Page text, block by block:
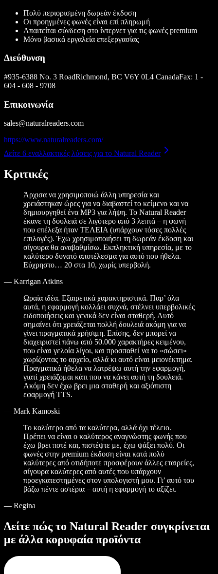
Πολύ περιορισμένη δωρεάν έκδοση
Οι προηγμένες φωνές είναι επί πληρωμή
Απαιτείται σύνδεση στο ίντερνετ για τις φωνές premium
Μόνο βασικά εργαλεία επεξεργασίας
Διεύθυνση
#935-6388 No. 3 RoadRichmond, BC V6Y 0L4 CanadaFax: 1 -
604 - 608 - 9708
Επικοινωνία
sales@naturalreaders.com
https://www.naturalreaders.com/
Δείτε 6 εναλλακτικές λύσεις για το Natural Reader
Κριτικές
Άρχισα να χρησιμοποιώ άλλη υπηρεσία και
χρειάστηκαν ώρες για να διαβαστεί το κείμενο και να
δημιουργηθεί ένα MP3 για λήψη. Το Natural Reader
έκανε τη δουλειά σε λιγότερο από 3 λεπτά – η φωνή
που επέλεξα ήταν ΤΕΛΕΙΑ (υπάρχουν τόσες πολλές
επιλογές). Έχω χρησιμοποιήσει τη δωρεάν έκδοση και
σίγουρα θα αναβαθμίσω. Εκπληκτική υπηρεσία, με το
καλύτερο δυνατό αποτέλεσμα για αυτό που ήθελα.
Εύχρηστο… 20 στα 10, χωρίς υπερβολή.
— Karrigan Atkins
Ωραία ιδέα. Εξαιρετικά χαρακτηριστικά. Παρ’ όλα
αυτά, η εφαρμογή κολλάει συχνά, στέλνει υπερβολικές
ειδοποιήσεις και γενικά δεν είναι σταθερή. Αυτό
σημαίνει ότι χρειάζεται πολλή δουλειά ακόμη για να
γίνει πραγματικά χρήσιμη. Επίσης, δεν μπορεί να
διαχειριστεί πάνω από 50.000 χαρακτήρες κειμένου,
που είναι γελοία λίγοι, και προσπαθεί να το «σώσει»
χωρίζοντας το αρχείο, αλλά κι αυτό είναι μειονέκτημα.
Πραγματικά ήθελα να λατρέψω αυτή την εφαρμογή,
γιατί χρειάζομαι κάτι που να κάνει αυτή τη δουλειά.
Ακόμη δεν έχω βρει μια σταθερή και αξιόπιστη
εφαρμογή TTS.
— Mark Kamoski
Το καλύτερο από τα καλύτερα, αλλά όχι τέλειο.
Πρέπει να είναι ο καλύτερος αναγνώστης φωνής που
έχω βρει ποτέ και, πιστέψτε με, έχω ψάξει πολύ. Οι
φωνές στην premium έκδοση είναι κατά πολύ
καλύτερες από οτιδήποτε προσφέρουν άλλες εταιρείες,
σίγουρα καλύτερες από αυτές που υπάρχουν
προεγκατεστημένες στον υπολογιστή μου. Γι’ αυτό του
βάζω πέντε αστέρια – αυτή η εφαρμογή το αξίζει.
— Regina
Δείτε πώς το Natural Reader συγκρίνεται
με άλλα κορυφαία προϊόντα